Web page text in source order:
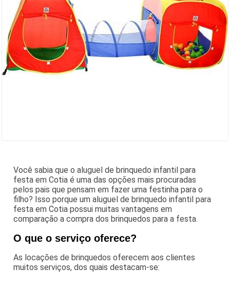
Você sabia que o aluguel de brinquedo infantil para
festa em Cotia é uma das opções mais procuradas
pelos pais que pensam em fazer uma festinha para o
filho? Isso porque um aluguel de brinquedo infantil para
festa em Cotia possui muitas vantagens em
comparação a compra dos brinquedos para a festa.
O que o serviço oferece?
As locações de brinquedos oferecem aos clientes
muitos serviços, dos quais destacam-se: